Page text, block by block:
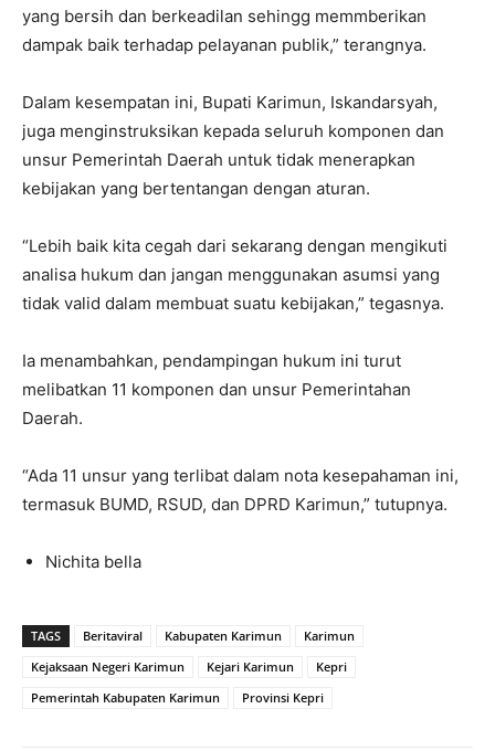
yang bersih dan berkeadilan sehingg memmberikan
dampak baik terhadap pelayanan publik,” terangnya.
Dalam kesempatan ini, Bupati Karimun, Iskandarsyah,
juga menginstruksikan kepada seluruh komponen dan
unsur Pemerintah Daerah untuk tidak menerapkan
kebijakan yang bertentangan dengan aturan.
“Lebih baik kita cegah dari sekarang dengan mengikuti
analisa hukum dan jangan menggunakan asumsi yang
tidak valid dalam membuat suatu kebijakan,” tegasnya.
Ia menambahkan, pendampingan hukum ini turut
melibatkan 11 komponen dan unsur Pemerintahan
Daerah.
“Ada 11 unsur yang terlibat dalam nota kesepahaman ini,
termasuk BUMD, RSUD, dan DPRD Karimun,” tutupnya.
Nichita bella
TAGS Beritaviral Kabupaten Karimun
Karimun
Kejaksaan Negeri Karimun
Kejari Karimun
Kepri
Pemerintah Kabupaten Karimun
Provinsi Kepri